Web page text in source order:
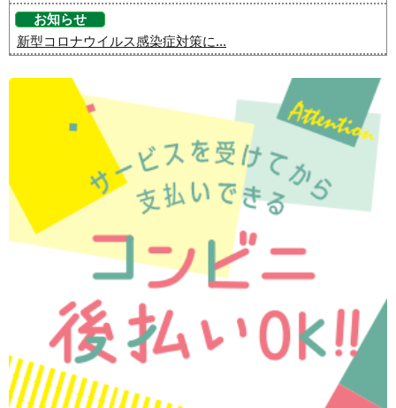
お知らせ
新型コロナウイルス感染症対策に...